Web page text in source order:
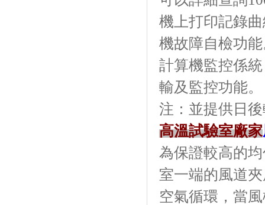
機上打印記錄
機故障自檢功能
計算機監控係統
輸及監控功能。
注：並提供日
高溫試驗室廠家
為保證較高的均
室一端的風道夾層
空氣循環，